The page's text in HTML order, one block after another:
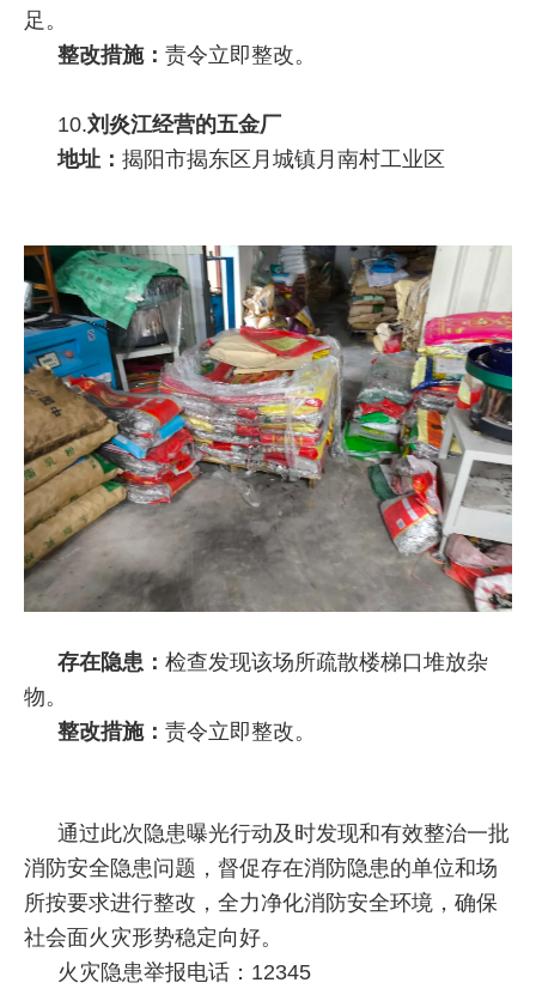
足。
整改措施： 责令立即整改。
10.刘炎江经营的五金厂
地址： 揭阳市揭东区月城镇月南村工业区
存在隐患： 检查发现该场所疏散楼梯口堆放杂
物。
整改措施： 责令立即整改。
通过此次隐患曝光行动及时发现和有效整治一批
消防安全隐患问题，督促存在消防隐患的单位和场
所按要求进行整改，全力净化消防安全环境，确保
社会面火灾形势稳定向好。
火灾隐患举报电话：12345